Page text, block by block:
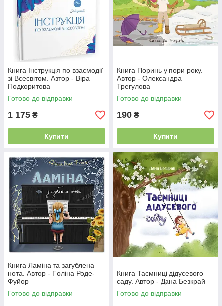
Книга Інструкція по взаємодії
зі Всесвітом. Автор - Віра
Подкоритова
Готово до відправки
1 175 ₴
Купити
Книга Поринь у пори року.
Автор - Олександра
Трегулова
Готово до відправки
190 ₴
Купити
Книга Ламіна та загублена
нота. Автор - Поліна Роде-
Фуйор
Готово до відправки
Книга Таємниці дідусевого
саду. Автор - Дана Безкрай
Готово до відправки